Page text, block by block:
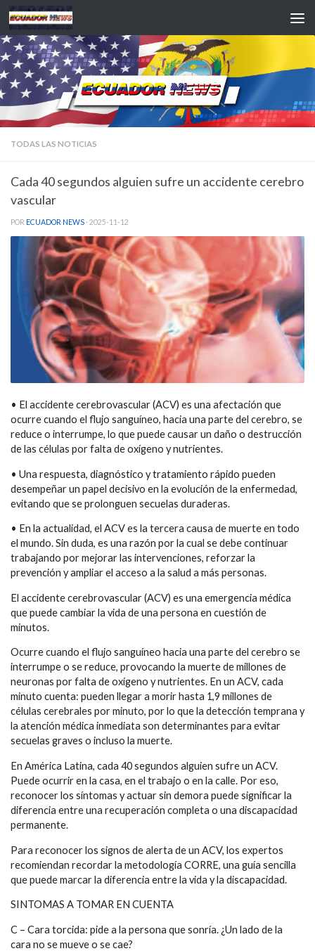
Saltar al contenido
TODAS LAS NOTICIAS
Cada 40 segundos alguien sufre un accidente cerebro
vascular
POR ECUADOR NEWS · 2025-11-12
• El accidente cerebrovascular (ACV) es una afectación que
ocurre cuando el flujo sanguíneo, hacia una parte del cerebro, se
reduce o interrumpe, lo que puede causar un daño o destrucción
de las células por falta de oxígeno y nutrientes.
• Una respuesta, diagnóstico y tratamiento rápido pueden
desempeñar un papel decisivo en la evolución de la enfermedad,
evitando que se prolonguen secuelas duraderas.
• En la actualidad, el ACV es la tercera causa de muerte en todo
el mundo. Sin duda, es una razón por la cual se debe continuar
trabajando por mejorar las intervenciones, reforzar la
prevención y ampliar el acceso a la salud a más personas.
El accidente cerebrovascular (ACV) es una emergencia médica
que puede cambiar la vida de una persona en cuestión de
minutos.
Ocurre cuando el flujo sanguíneo hacia una parte del cerebro se
interrumpe o se reduce, provocando la muerte de millones de
neuronas por falta de oxígeno y nutrientes. En un ACV, cada
minuto cuenta: pueden llegar a morir hasta 1,9 millones de
células cerebrales por minuto, por lo que la detección temprana y
la atención médica inmediata son determinantes para evitar
secuelas graves o incluso la muerte.
En América Latina, cada 40 segundos alguien sufre un ACV.
Puede ocurrir en la casa, en el trabajo o en la calle. Por eso,
reconocer los síntomas y actuar sin demora puede significar la
diferencia entre una recuperación completa o una discapacidad
permanente.
Para reconocer los signos de alerta de un ACV, los expertos
recomiendan recordar la metodología CORRE, una guía sencilla
que puede marcar la diferencia entre la vida y la discapacidad.
SINTOMAS A TOMAR EN CUENTA
C – Cara torcida: pide a la persona que sonría. ¿Un lado de la
cara no se mueve o se cae?